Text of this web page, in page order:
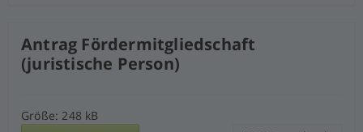
Antrag Fördermitgliedschaft
(juristische Person)
Größe:248 kB